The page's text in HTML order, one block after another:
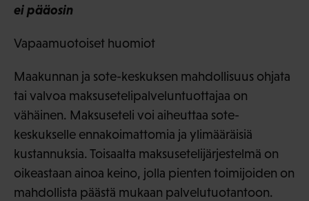
ei pääosin
Vapaamuotoiset huomiot
Maakunnan ja sote-keskuksen mahdollisuus ohjata
tai valvoa maksusetelipalveluntuottajaa on
vähäinen. Maksuseteli voi aiheuttaa sote-
keskukselle ennakoimattomia ja ylimääräisiä
kustannuksia. Toisaalta maksusetelijärjestelmä on
oikeastaan ainoa keino, jolla pienten toimijoiden on
mahdollista päästä mukaan palvelutuotantoon.